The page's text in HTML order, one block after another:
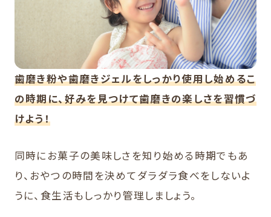
歯磨き粉や歯磨きジェルをしっかり使用し始めるこ
の時期に、好みを見つけて歯磨きの楽しさを習慣づ
けよう！
同時にお菓子の美味しさを知り始める時期でもあ
り、おやつの時間を決めてダラダラ食べをしないよ
うに、食生活もしっかり管理しましょう。